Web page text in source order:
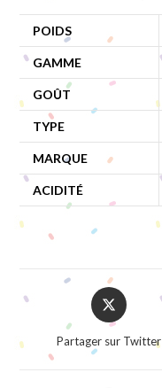
POIDS
GAMME
GOÛT
TYPE
MARQUE
ACIDITÉ
Opens
in
new
Partager sur Twitter